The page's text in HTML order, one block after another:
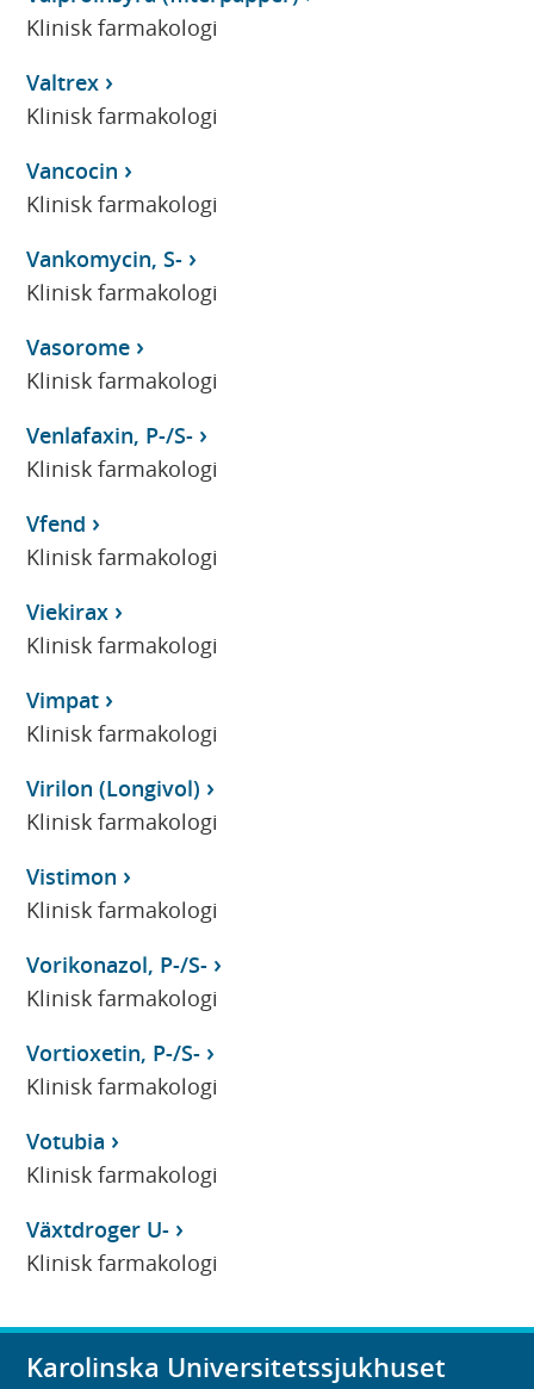
Klinisk farmakologi
Valtrex
Klinisk farmakologi
Vancocin
Klinisk farmakologi
Vankomycin, S-
Klinisk farmakologi
Vasorome
Klinisk farmakologi
Venlafaxin, P-/S-
Klinisk farmakologi
Vfend
Klinisk farmakologi
Viekirax
Klinisk farmakologi
Vimpat
Klinisk farmakologi
Virilon (Longivol)
Klinisk farmakologi
Vistimon
Klinisk farmakologi
Vorikonazol, P-/S-
Klinisk farmakologi
Vortioxetin, P-/S-
Klinisk farmakologi
Votubia
Klinisk farmakologi
Växtdroger U-
Klinisk farmakologi
Karolinska Universitetssjukhuset